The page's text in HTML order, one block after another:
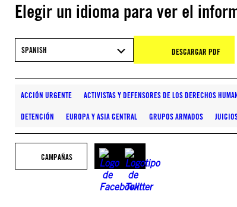
Elegir un idioma para ver el
SPANISH DESCARGAR PDF
ACCIÓN URGENTE ACTIVISTAS Y DEFENSORES DE LOS DERECHOS
DETENCIÓN EUROPA Y ASIA CENTRAL GRUPOS ARMADOS
CAMPAÑAS